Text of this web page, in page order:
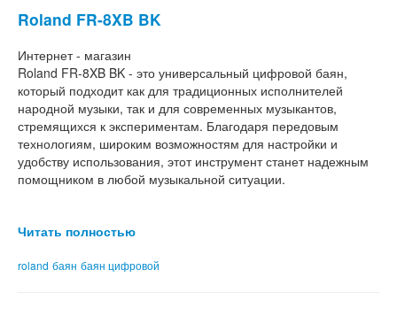
Roland FR-8XB BK
Интернет - магазин
Roland FR-8XB BK - это универсальный цифровой баян,
который подходит как для традиционных исполнителей
народной музыки, так и для современных музыкантов,
стремящихся к экспериментам. Благодаря передовым
технологиям, широким возможностям для настройки и
удобству использования, этот инструмент станет надежным
помощником в любой музыкальной ситуации.
Читать полностью
roland баян баян цифровой